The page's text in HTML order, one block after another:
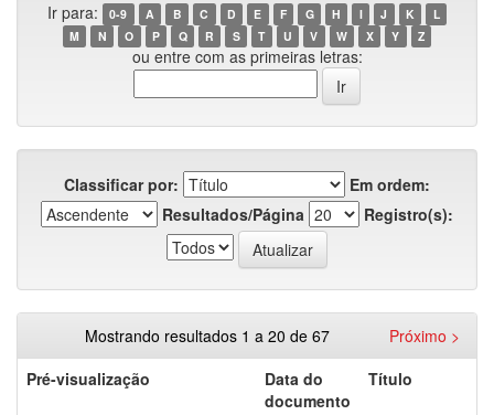
Ir para: 0-9 A B C D E F G H I J K
L
M
N O P Q R S T U V W X Y Z
ou entre com as primeiras letras:
Classificar por:
Em ordem:
Resultados/Página
Registro(s):
Mostrando resultados 1 a 20 de 67
Próximo >
Pré-visualização
Data do
documento
Título